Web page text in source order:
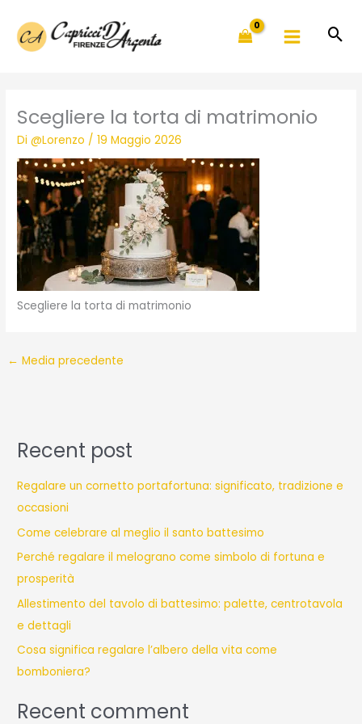
contenuto
Scegliere la torta di matrimonio
Di@Lorenzo /19 Maggio 2026
Scegliere la torta di matrimonio
← Media precedente
Recent post
Regalare un cornetto portafortuna: significato, tradizione e
occasioni
Come celebrare al meglio il santo battesimo
Perché regalare il melograno come simbolo di fortuna e
prosperità
Allestimento del tavolo di battesimo: palette, centrotavola
e dettagli
Cosa significa regalare l’albero della vita come
bomboniera?
Recent comment